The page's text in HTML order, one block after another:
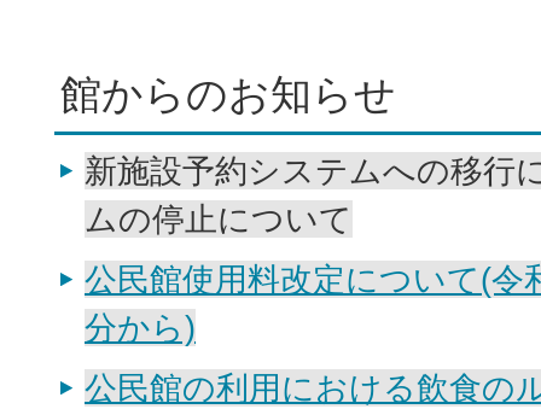
館からのお知らせ
新施設予約システムへの移行
ムの停止について
公民館使用料改定について(令
分から)
公民館の利用における飲食の